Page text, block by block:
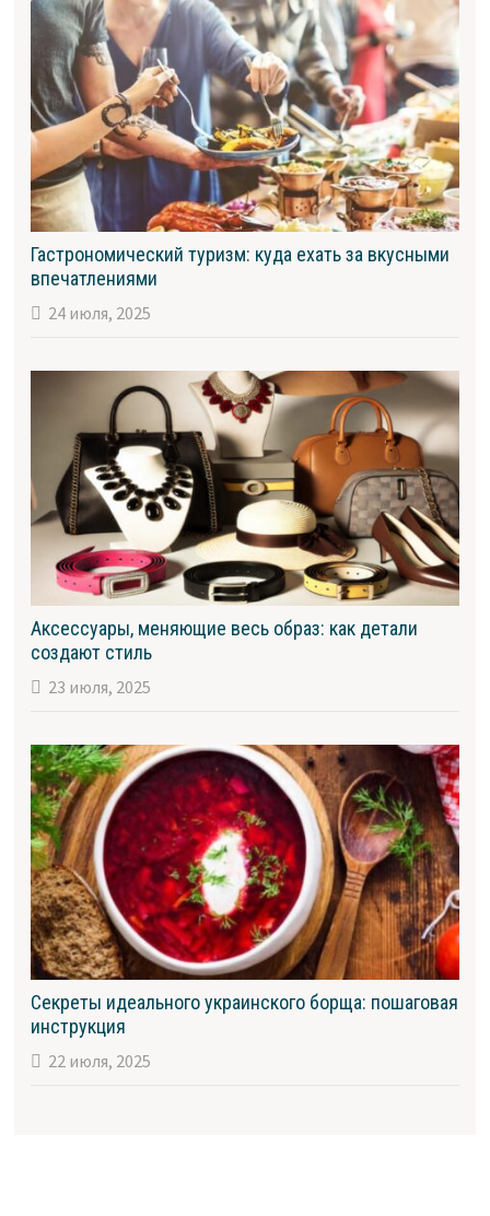
Гастрономический туризм: куда ехать за вкусными
впечатлениями
24 июля, 2025
Аксессуары, меняющие весь образ: как детали
создают стиль
23 июля, 2025
Секреты идеального украинского борща: пошаговая
инструкция
22 июля, 2025